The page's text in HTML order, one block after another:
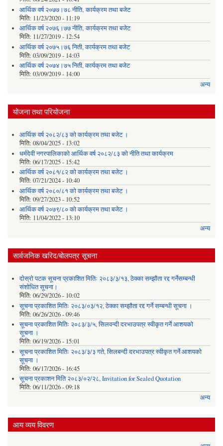
आर्थिक वर्ष २०७७।७८ नीति‚ कार्यक्रम तथा बजेट
मिति: 11/23/2020 - 11:19
आर्थिक वर्ष २०७६।७७ नीति‚ कार्यक्रम तथा बजेट
मिति: 11/27/2019 - 12:54
आर्थिक वर्ष २०७५।७६ निती, कार्यक्रम तथा बजेट
मिति: 03/09/2019 - 14:03
आर्थिक वर्ष २०७४।७५ निती, कार्यक्रम तथा बजेट
मिति: 03/09/2019 - 14:00
अन्य
योजना तथा परियोजना
आर्थिक वर्ष २०८२/८३ को कार्यक्रम तथा बजेट ।
मिति: 08/04/2025 - 13:02
धर्मदेवी नगरपालिकाको आर्थिक वर्ष २०८२/८३ को नीति तथा कार्यक्रम
मिति: 06/17/2025 - 15:42
आर्थिक वर्ष २०८१/८२ को कार्यक्रम तथा बजेट ।
मिति: 07/21/2024 - 10:40
आर्थिक वर्ष २०८०/८१ को कार्यक्रम तथा बजेट ।
मिति: 09/27/2023 - 10:52
आर्थिक वर्ष २०७९/८० को कार्यक्रम तथा बजेट ।
मिति: 11/04/2022 - 13:10
अन्य
सार्वजनिक खरिद/बोलपत्र सूचना
दोस्रो पटक सूचना प्रकाशित मितिः २०८३/३/१३, ठेक्का सम्झौता रद्द गर्नेसम्बन्धी
संशोधित सूचना।
मिति: 06/29/2026 - 10:02
सूचना प्रकाशित मितिः २०८३/०३/१२, ठेक्का सम्झौता रद्द गर्ने सम्बन्धी सूचना ।
मिति: 06/26/2026 - 09:46
सूचना प्रकाशित मितिः २०८३/३/५, सिलवन्दी दरभाउपत्र स्वीकृत गर्ने आशयको
सूचना ।
मिति: 06/19/2026 - 15:01
सूचना प्रकाशित मितिः २०८३/३/३ गते, सिलबन्दी दरभाउपत्र स्वीकृत गर्ने आशयको
सूचना ।
मिति: 06/17/2026 - 16:45
सूचना प्रकाशन मिति २०८३/०२/२८, Invitation for Sealed Quotation
मिति: 06/11/2026 - 09:18
अन्य
आय व्यय विवरण